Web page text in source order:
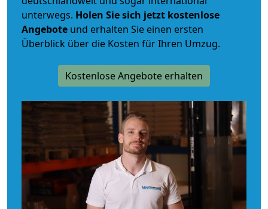
unterwegs. Holen Sie sich jetzt kostenlose
Angebote und erhalten Sie einen ersten
Überblick über die Kosten für Ihren Umzug.
Kostenlose Angebote erhalten